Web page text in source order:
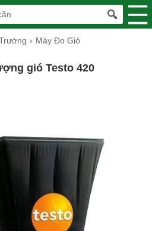
Máy Đo Gió
gió Testo 420